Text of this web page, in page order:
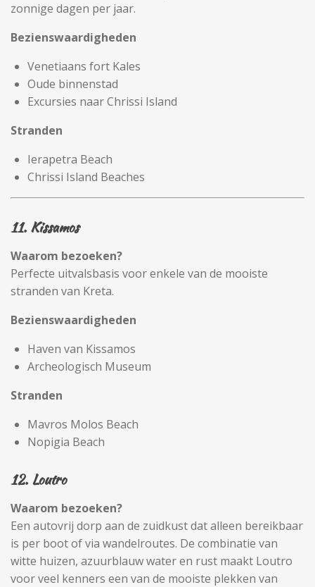
zonnige dagen per jaar.
Bezienswaardigheden
Venetiaans fort Kales
Oude binnenstad
Excursies naar Chrissi Island
Stranden
Ierapetra Beach
Chrissi Island Beaches
11. Kissamos
Waarom bezoeken?
Perfecte uitvalsbasis voor enkele van de mooiste
stranden van Kreta.
Bezienswaardigheden
Haven van Kissamos
Archeologisch Museum
Stranden
Mavros Molos Beach
Nopigia Beach
12. Loutro
Waarom bezoeken?
Een autovrij dorp aan de zuidkust dat alleen bereikbaar
is per boot of via wandelroutes. De combinatie van
witte huizen, azuurblauw water en rust maakt Loutro
voor veel kenners een van de mooiste plekken van